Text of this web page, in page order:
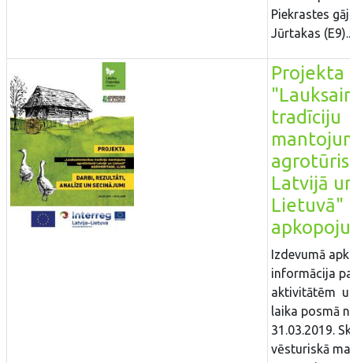
Piekrastes
Jūrtakas
Projekta
tradīciju
Latvijā
Lietuvā"
Izdevumā
informācija
aktivitātēm
laika posmā
31.03.2019.
vēsturiskā